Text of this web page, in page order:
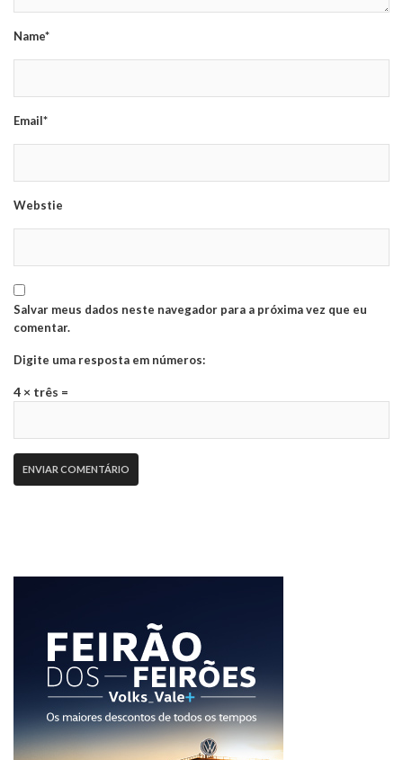
Name*
Email*
Webstie
Salvar meus dados neste navegador para a próxima vez que eu
comentar.
Digite uma resposta em números:
4 × três =